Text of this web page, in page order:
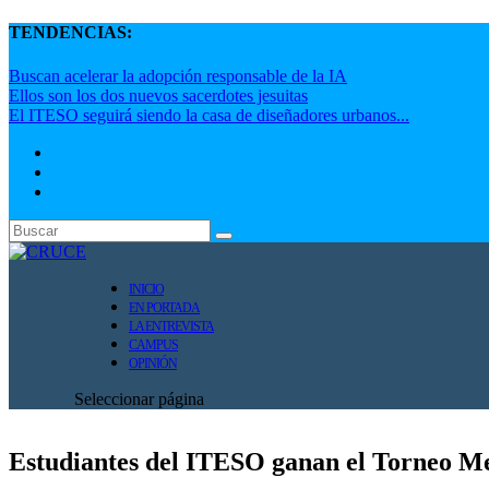
TENDENCIAS:
Buscan acelerar la adopción responsable de la IA
Ellos son los dos nuevos sacerdotes jesuitas
El ITESO seguirá siendo la casa de diseñadores urbanos...
INICIO
EN PORTADA
LA ENTREVISTA
CAMPUS
OPINIÓN
Seleccionar página
Estudiantes del ITESO ganan el Torneo